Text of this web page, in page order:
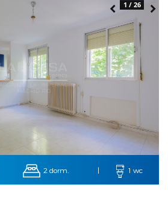
1 / 26
2 dorm. | 1 wc